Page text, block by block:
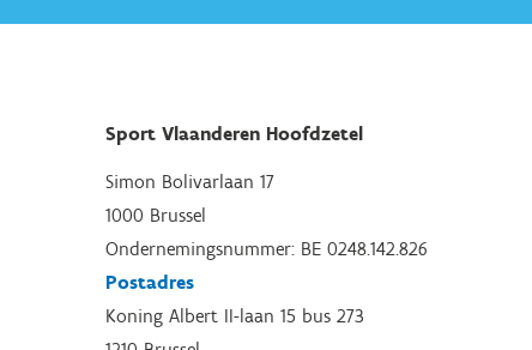
Sport Vlaanderen Hoofdzetel
Simon Bolivarlaan 17
1000 Brussel
Ondernemingsnummer: BE 0248.142.826
Postadres
Koning Albert II-laan 15 bus 273